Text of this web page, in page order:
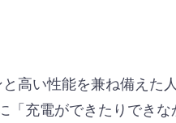
高い性能を兼ね備えた
充電ができたりでき